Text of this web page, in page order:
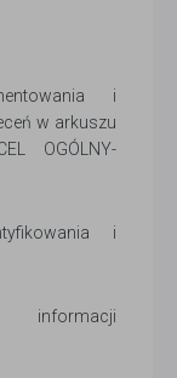
i
w arkuszu
OGÓLNY-
i
informacji